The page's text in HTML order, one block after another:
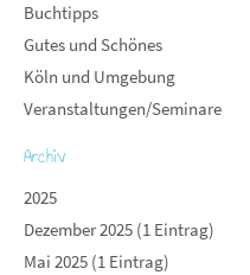
Buchtipps
Gutes und Schönes
Köln und Umgebung
Veranstaltungen/Seminare
Archiv
2025
Dezember 2025 (1 Eintrag)
Mai 2025 (1 Eintrag)